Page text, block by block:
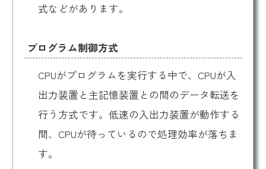
式などがあります。
プログラム制御方式
CPUがプログラムを実行する中で、CPUが入
出力装置と主記憶装置との間のデータ転送を
行う方式です。低速の入出力装置が動作する
間、CPUが待っているので処理効率が落ちま
す。